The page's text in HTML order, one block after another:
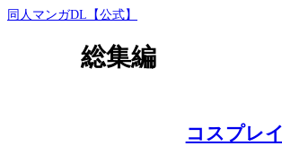
同人マンガDL【公式】
総集編
コスプレ